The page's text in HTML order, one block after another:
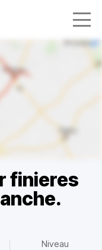
finieres
Niveau